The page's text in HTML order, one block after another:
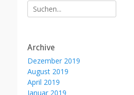
Suche
nach:
Archive
Dezember 2019
August 2019
April 2019
Januar 2019